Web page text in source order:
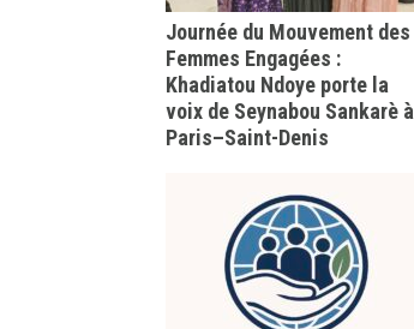
Journée du Mouvement des
Femmes Engagées :
Khadiatou Ndoye porte la
voix de Seynabou Sankarè à
Paris–Saint-Denis